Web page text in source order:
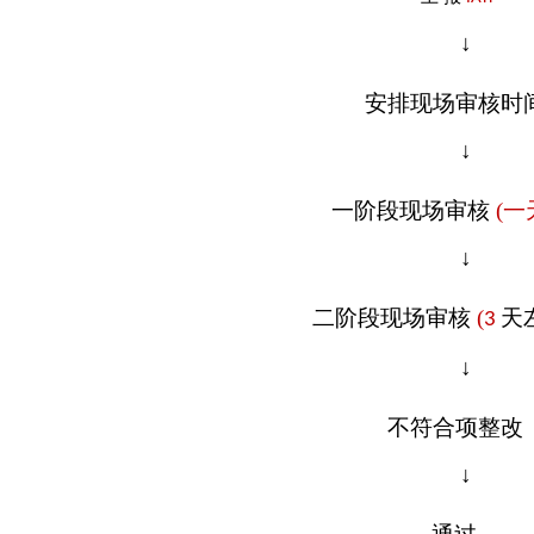
↓
安排现场审核时
↓
一阶段现场审核 (一
↓
二阶段现场审核 (3 天
↓
不符合项整改
↓